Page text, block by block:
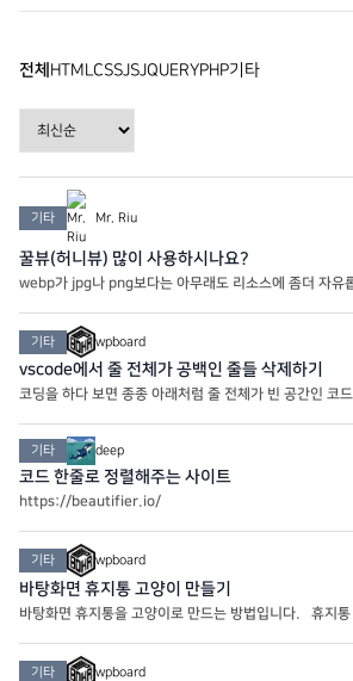
전체 HTML CSS JS JQUERYPHP기타
기타 Mr. Riu
꿀뷰(허니뷰) 많이 사용하시나요?
webp가 jpg나 png보다는 아무래도 리소스에 좀더 자유
경우는 PC 이미지뷰어인 꿀뷰를 사용해 webp로 변환을
기타 wpboard
vscode에서 줄 전체가 공백인 줄들 삭제하기
코딩을 하다 보면 종종 아래처럼 줄 전체가 빈 공간인 코
활성화 합니다. 맥OS은 Cmd + H 입니다. 찾기 필드에
기타 deep
코드 한줄로 정렬해주는 사이트
https://beautifier.io/
기타 wpboard
바탕화면 휴지통 고양이 만들기
바탕화면 휴지통을 고양이로 만드는 방법입니다. 휴지통 비었을 때:
테마 -> 바탕화면 아이콘 설정 3. 바탕
기타 wpboard